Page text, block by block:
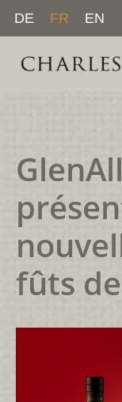
Aller
contenu
DE FR EN
fûts